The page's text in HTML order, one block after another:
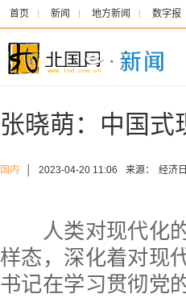
首页 新闻 地方新闻 数字报
张晓萌：中国式
国内 2023-04-20 11:06 来源： 经济
人类对现代化的
样态，深化着对现
书记在学习贯彻党